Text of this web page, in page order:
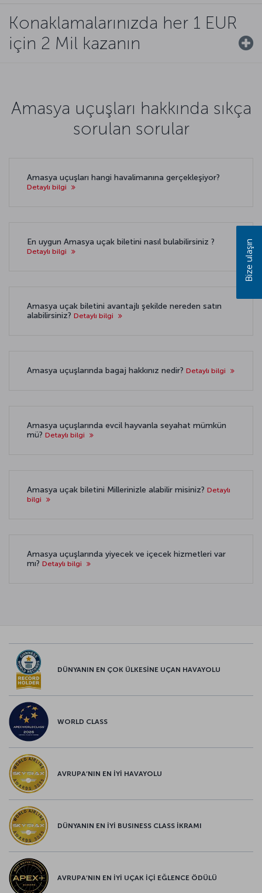
Konaklamalarınızda her 1 EUR
için 2 Mil kazanın
Amasya uçuşları hakkında sıkça
sorulan sorular
Amasya uçuşları hangi havalimanına gerçekleşiyor?
Detaylı bilgi
En uygun Amasya uçak biletini nasıl bulabilirsiniz ?
Detaylı bilgi
Amasya uçak biletini avantajlı şekilde nereden satın
alabilirsiniz? Detaylı bilgi
Amasya uçuşlarında bagaj hakkınız nedir? Detaylı bilgi
Amasya uçuşlarında evcil hayvanla seyahat mümkün
mü? Detaylı bilgi
Amasya uçak biletini Millerinizle alabilir misiniz? Detaylı
bilgi
Amasya uçuşlarında yiyecek ve içecek hizmetleri var
mı? Detaylı bilgi
DÜNYANIN EN ÇOK ÜLKESİNE UÇAN HAVAYOLU
WORLD CLASS
AVRUPA’NIN EN İYİ HAVAYOLU
DÜNYANIN EN İYİ BUSINESS CLASS İKRAMI
AVRUPA’NIN EN İYİ UÇAK İÇİ EĞLENCE ÖDÜLÜ
Bize ulaşın